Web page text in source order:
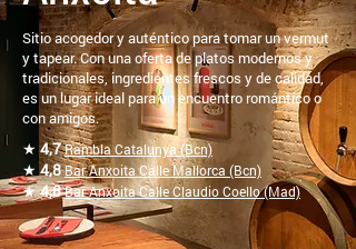
Sitio acogedor y auténtico para tomar un vermut
y tapear. Con una oferta de platos modernos y
tradicionales, ingredientes frescos y de calidad,
es un lugar ideal para un encuentro romántico o
con amigos.
★4,7Rambla Catalunya (Bcn)
★4,8Bar Anxoita Calle Mallorca (Bcn)
★4,8Bar Anxoita Calle Claudio Coello (Mad)